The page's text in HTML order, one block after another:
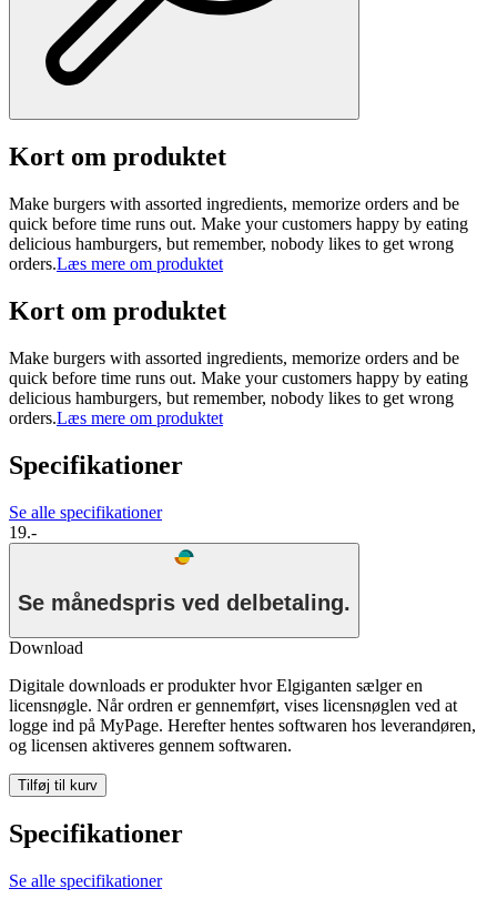
Kort om produktet
Make burgers with assorted ingredients, memorize orders and be
quick before time runs out. Make your customers happy by eating
delicious hamburgers, but remember, nobody likes to get wrong
orders.Læs mere om produktet
Kort om produktet
Make burgers with assorted ingredients, memorize orders and be
quick before time runs out. Make your customers happy by eating
delicious hamburgers, but remember, nobody likes to get wrong
orders.Læs mere om produktet
Specifikationer
Se alle specifikationer
19.-
Se månedspris ved delbetaling.
Download
Digitale downloads er produkter hvor Elgiganten sælger en
licensnøgle. Når ordren er gennemført, vises licensnøglen ved at
logge ind på MyPage. Herefter hentes softwaren hos leverandøren,
og licensen aktiveres gennem softwaren.
Tilføj til kurv
Specifikationer
Se alle specifikationer